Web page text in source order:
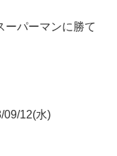
ーパーマンに勝て
09/12(水)